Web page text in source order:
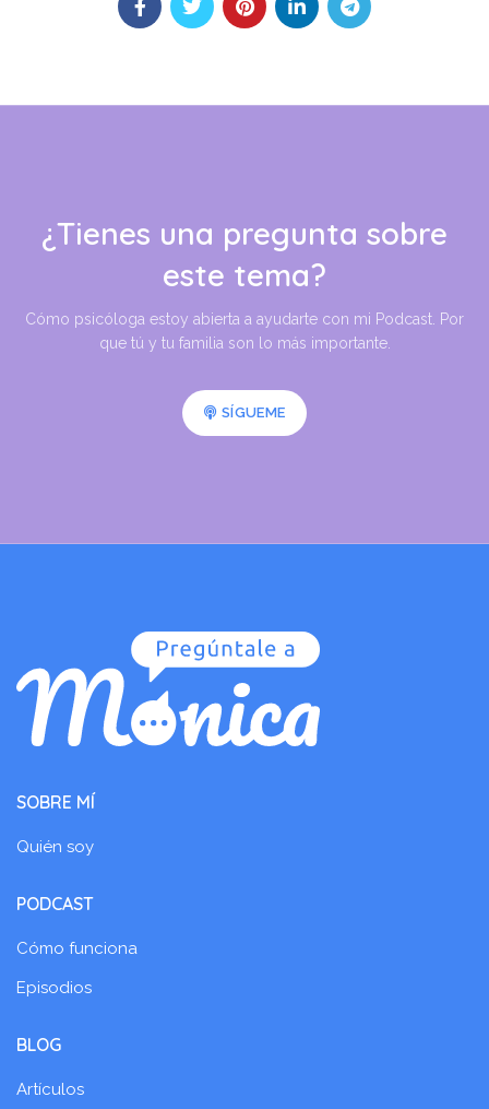
¿Tienes una pregunta sobre
este tema?
Cómo psicóloga estoy abierta a ayudarte con mi Podcast. Por
que tú y tu familia son lo más importante.
SÍGUEME
SOBRE MÍ
Quién soy
PODCAST
Cómo funciona
Episodios
BLOG
Artículos